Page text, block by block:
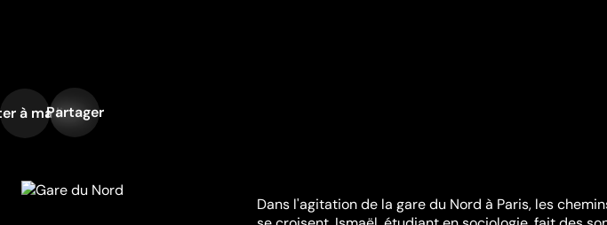
à ma liste
Partager
Dans l'agitation de la gare du Nord à Paris, les